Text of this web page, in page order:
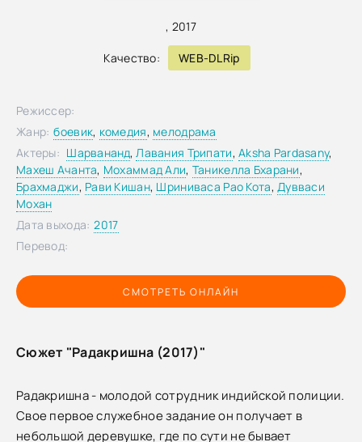
, 2017
Качество: WEB-DLRip
СМОТРЕТЬ ОНЛАЙН
Режиссер:
Жанр: боевик, комедия, мелодрама
Актеры: Шарвананд,Лавания Трипати,Aksha Pardasany,
Махеш Ачанта, Мохаммад Али, Таникелла Бхарани,
Брахмаджи, Рави Кишан, Шриниваса Рао Кота,Дувваси
Мохан
Дата выхода: 2017
Перевод:
Сюжет "Радакришна (2017)"
Радакришна - молодой сотрудник индийской полиции.
Свое первое служебное задание он получает в
небольшой деревушке, где по сути не бывает